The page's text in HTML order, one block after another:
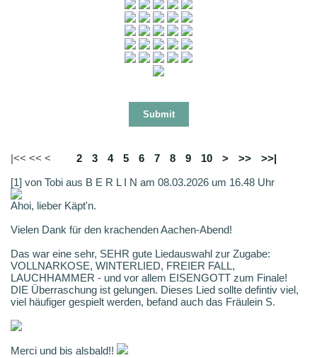
|<< << < 2 3 4 5 6 7 8 9 10 > >>
>>|
[1] von Tobi aus B E R L I N am 08.03.2026 um 16.48 Uhr
Ahoi, lieber Käpt'n.
Vielen Dank für den krachenden Aachen-Abend!
Das war eine sehr, SEHR gute Liedauswahl zur Zugabe:
VOLLNARKOSE, WINTERLIED, FREIER FALL,
LAUCHHAMMER - und vor allem EISENGOTT zum Finale!
DIE Überraschung ist gelungen. Dieses Lied sollte defintiv viel,
viel häufiger gespielt werden, befand auch das Fräulein S.
Merci und bis alsbald!!